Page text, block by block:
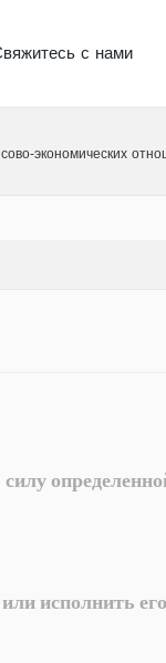
с нами
экономических
исполнить